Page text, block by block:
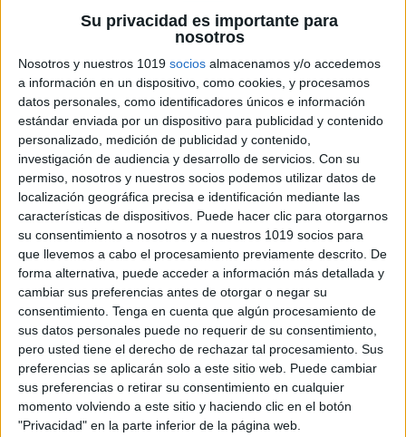
Su privacidad es importante para
nosotros
Nosotros y nuestros 1019 socios almacenamos y/o accedemos
a información en un dispositivo, como cookies, y procesamos
datos personales, como identificadores únicos e información
estándar enviada por un dispositivo para publicidad y contenido
personalizado, medición de publicidad y contenido,
investigación de audiencia y desarrollo de servicios. Con su
permiso, nosotros y nuestros socios podemos utilizar datos de
localización geográfica precisa e identificación mediante las
características de dispositivos. Puede hacer clic para otorgarnos
su consentimiento a nosotros y a nuestros 1019 socios para
que llevemos a cabo el procesamiento previamente descrito. De
forma alternativa, puede acceder a información más detallada y
cambiar sus preferencias antes de otorgar o negar su
consentimiento. Tenga en cuenta que algún procesamiento de
sus datos personales puede no requerir de su consentimiento,
pero usted tiene el derecho de rechazar tal procesamiento. Sus
preferencias se aplicarán solo a este sitio web. Puede cambiar
sus preferencias o retirar su consentimiento en cualquier
momento volviendo a este sitio y haciendo clic en el botón
"Privacidad" en la parte inferior de la página web.
Divertido juego de prefijos y sufijos con
Super Mario Bros
Publicado el 2 diciembre, 2023
La enseñanza de prefijos y sufijos puede ser una
experiencia lúdica y envolvente, y en Orientación
Andújar, hemos descubierto un recurso educativo que
hace precisamente eso: «Divertido Juego de Prefijos
[…]